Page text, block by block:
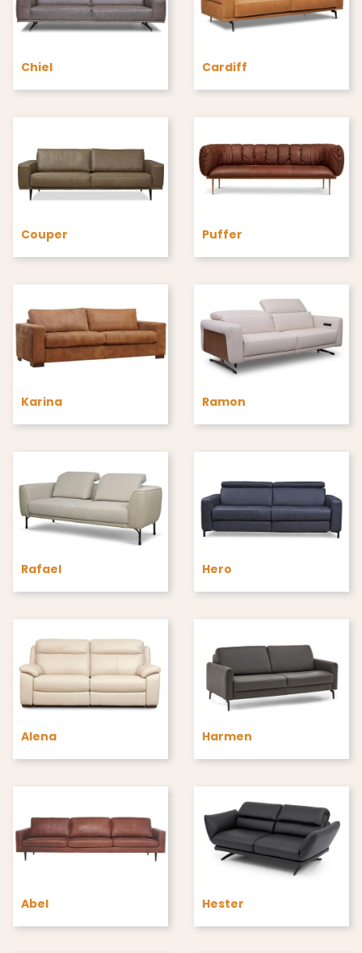
Chiel Cardiff
Couper Puffer
Karina Ramon
Rafael Hero
Alena Harmen
Abel Hester